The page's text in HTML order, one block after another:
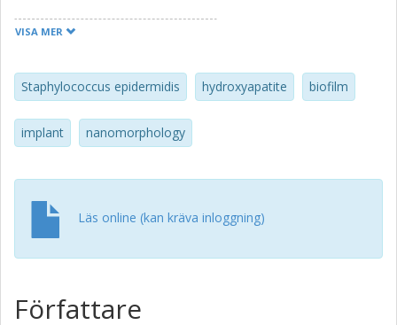
therefore to examine the shape- and chemical-dependent
formation. Three different types of nanosized HA particles
having different shapes and calcium to phosphate ratios
were compared to uncoated turned titanium using
safranin stain in a biofilm assay and confocal laser
biomass and bacterial volume, respectively. No difference
in biofilm biomass was detected for the various surfaces
after 6 h incubation with S. epidermidis. Additionally, image
analysis of CLSM Z-stacks confirmed the biofilm assay and
showed similar results. In conclusion, the difference in
coatings did not influence the adhesion and biofilm
formation of S. epidermidis.
VISA MER
Staphylococcus epidermidis hydroxyapatite biofilm
implant nanomorphology
Läs online (kan kräva inloggning)
Författare